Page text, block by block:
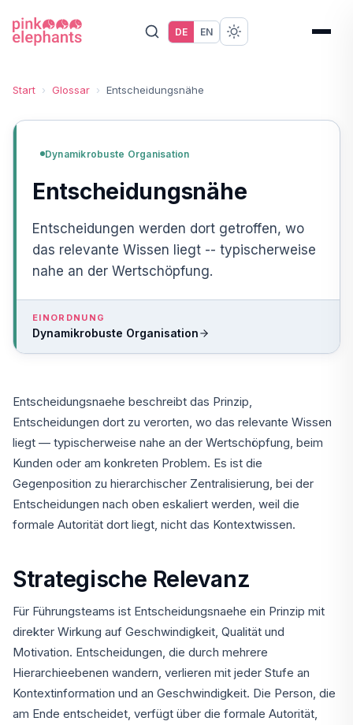
DE EN
Start › Glossar › Entscheidungsnähe
Dynamikrobuste Organisation
Entscheidungsnähe
Entscheidungen werden dort getroffen, wo
das relevante Wissen liegt -- typischerweise
nahe an der Wertschöpfung.
EINORDNUNG
Dynamikrobuste Organisation
Entscheidungsnaehe beschreibt das Prinzip,
Entscheidungen dort zu verorten, wo das relevante Wissen
liegt — typischerweise nahe an der Wertschöpfung, beim
Kunden oder am konkreten Problem. Es ist die
Gegenposition zu hierarchischer Zentralisierung, bei der
Entscheidungen nach oben eskaliert werden, weil die
formale Autorität dort liegt, nicht das Kontextwissen.
Strategische Relevanz
Für Führungsteams ist Entscheidungsnaehe ein Prinzip mit
direkter Wirkung auf Geschwindigkeit, Qualität und
Motivation. Entscheidungen, die durch mehrere
Hierarchieebenen wandern, verlieren mit jeder Stufe an
Kontextinformation und an Geschwindigkeit. Die Person, die
am Ende entscheidet, verfügt über die formale Autorität,